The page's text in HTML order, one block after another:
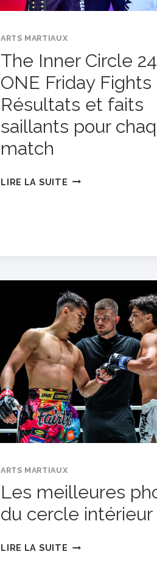
ARTS MARTIAUX
The Inner Circle
ONE Friday Fights
Résultats et faits
saillants pour
match
LIRE LA SUITE THE
FRIDAY
FIGHTS
164
–
RÉSULTATS
ET
FAITS
SAILLANTS
POUR
CHAQUE
ARTS MARTIAUX
Les meilleures
du cercle intérieur
LIRE LA SUITE LES